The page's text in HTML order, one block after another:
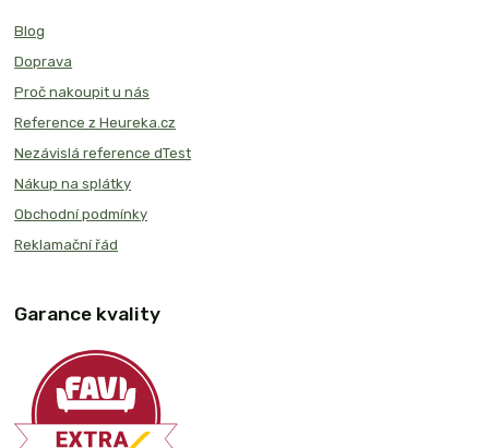
Blog
Doprava
Proč nakoupit u nás
Reference z Heureka.cz
Nezávislá reference dTest
Nákup na splátky
Obchodní podmínky
Reklamační řád
Garance kvality